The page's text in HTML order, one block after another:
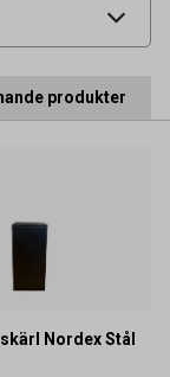
47121702
produkter
Nordex Stål